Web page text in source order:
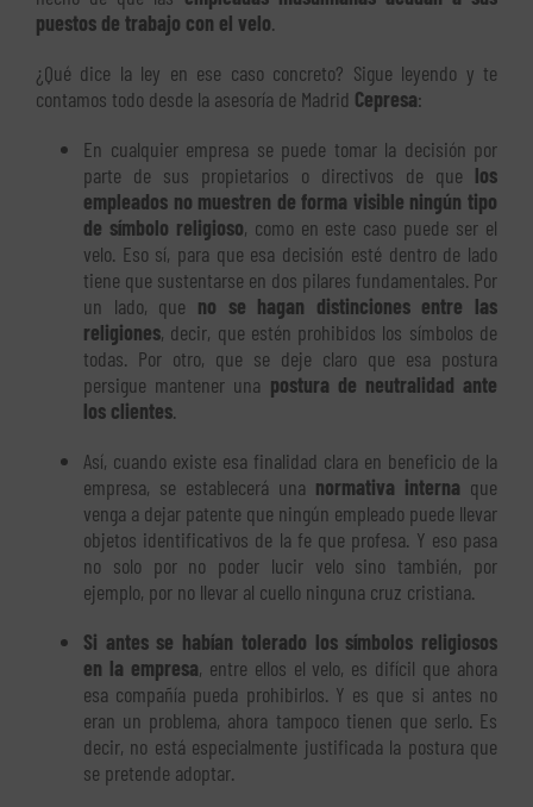
puestos de trabajo con el velo.
¿Qué dice la ley en ese caso concreto? Sigue leyendo y te
contamos todo desde la asesoría de Madrid Cepresa:
En cualquier empresa se puede tomar la decisión por
parte de sus propietarios o directivos de que los
empleados no muestren de forma visible ningún tipo
de símbolo religioso, como en este caso puede ser el
velo. Eso sí, para que esa decisión esté dentro de lado
tiene que sustentarse en dos pilares fundamentales. Por
un lado, que no se hagan distinciones entre las
religiones, decir, que estén prohibidos los símbolos de
todas. Por otro, que se deje claro que esa postura
persigue mantener una postura de neutralidad ante
los clientes.
Así, cuando existe esa finalidad clara en beneficio de la
empresa, se establecerá una normativa interna que
venga a dejar patente que ningún empleado puede llevar
objetos identificativos de la fe que profesa. Y eso pasa
no solo por no poder lucir velo sino también, por
ejemplo, por no llevar al cuello ninguna cruz cristiana.
Si antes se habían tolerado los símbolos religiosos
en la empresa, entre ellos el velo, es difícil que ahora
esa compañía pueda prohibirlos. Y es que si antes no
eran un problema, ahora tampoco tienen que serlo. Es
decir, no está especialmente justificada la postura que
se pretende adoptar.